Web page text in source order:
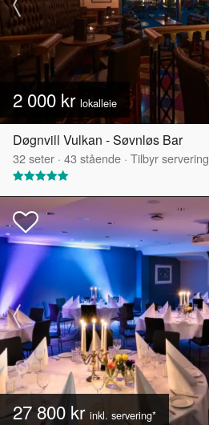
2 000 kr lokalleie
Døgnvill Vulkan - Søvnløs Bar
32seter · 43 stående · Tilbyr servering
27 800 kr inkl. servering*